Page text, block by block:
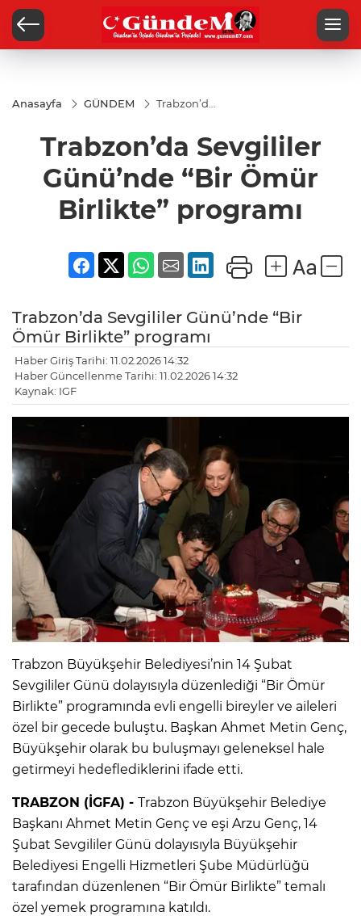
Anasayfa GÜNDEM
Trabzon’da
“Bir Ömür
Birlikte”
programı
Trabzon’da Sevgililer
Günü’nde “Bir Ömür
Birlikte” programı
Trabzon’da Sevgililer Günü’nde “Bir
Ömür Birlikte” programı
Haber Giriş Tarihi: 11.02.2026 14:32
Haber Güncellenme Tarihi: 11.02.2026 14:32
Kaynak: IGF
Trabzon Büyükşehir Belediyesi’nin 14 Şubat
Sevgililer Günü dolayısıyla düzenlediği “Bir Ömür
Birlikte” programında evli engelli bireyler ve aileleri
özel bir gecede buluştu. Başkan Ahmet Metin Genç,
Büyükşehir olarak bu buluşmayı geleneksel hale
getirmeyi hedeflediklerini ifade etti.
TRABZON (İGFA) - Trabzon Büyükşehir Belediye
Başkanı Ahmet Metin Genç ve eşi Arzu Genç, 14
Şubat Sevgililer Günü dolayısıyla Büyükşehir
Belediyesi Engelli Hizmetleri Şube Müdürlüğü
tarafından düzenlenen “Bir Ömür Birlikte” temalı
özel yemek programına katıldı.